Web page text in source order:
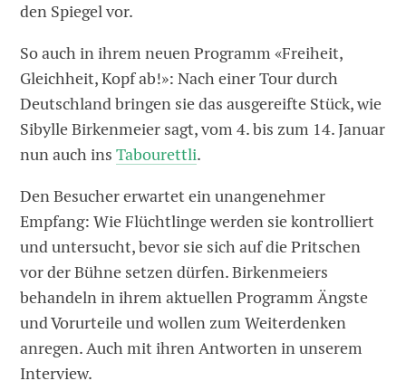
den Spiegel vor.
So auch in ihrem neuen Programm «Freiheit,
Gleichheit, Kopf ab!»: Nach einer Tour durch
Deutschland bringen sie das ausgereifte Stück, wie
Sibylle Birkenmeier sagt, vom 4. bis zum 14. Januar
nun auch insTabourettli.
Den Besucher erwartet ein unangenehmer
Empfang: Wie Flüchtlinge werden sie kontrolliert
und untersucht, bevor sie sich auf die Pritschen
vor der Bühne setzen dürfen. Birkenmeiers
behandeln in ihrem aktuellen Programm Ängste
und Vorurteile und wollen zum Weiterdenken
anregen. Auch mit ihren Antworten in unserem
Interview.